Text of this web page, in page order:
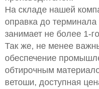
На складе нашей
оправка до терминала
занимает не более 1-
Так же, не менее
обеспечение
обтирочным
ветоши, доступная